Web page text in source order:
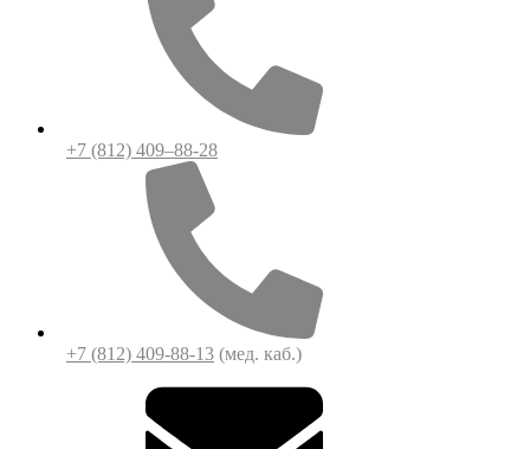
+7 (812) 409–88-28
+7 (812) 409-88-13 (мед. каб.)